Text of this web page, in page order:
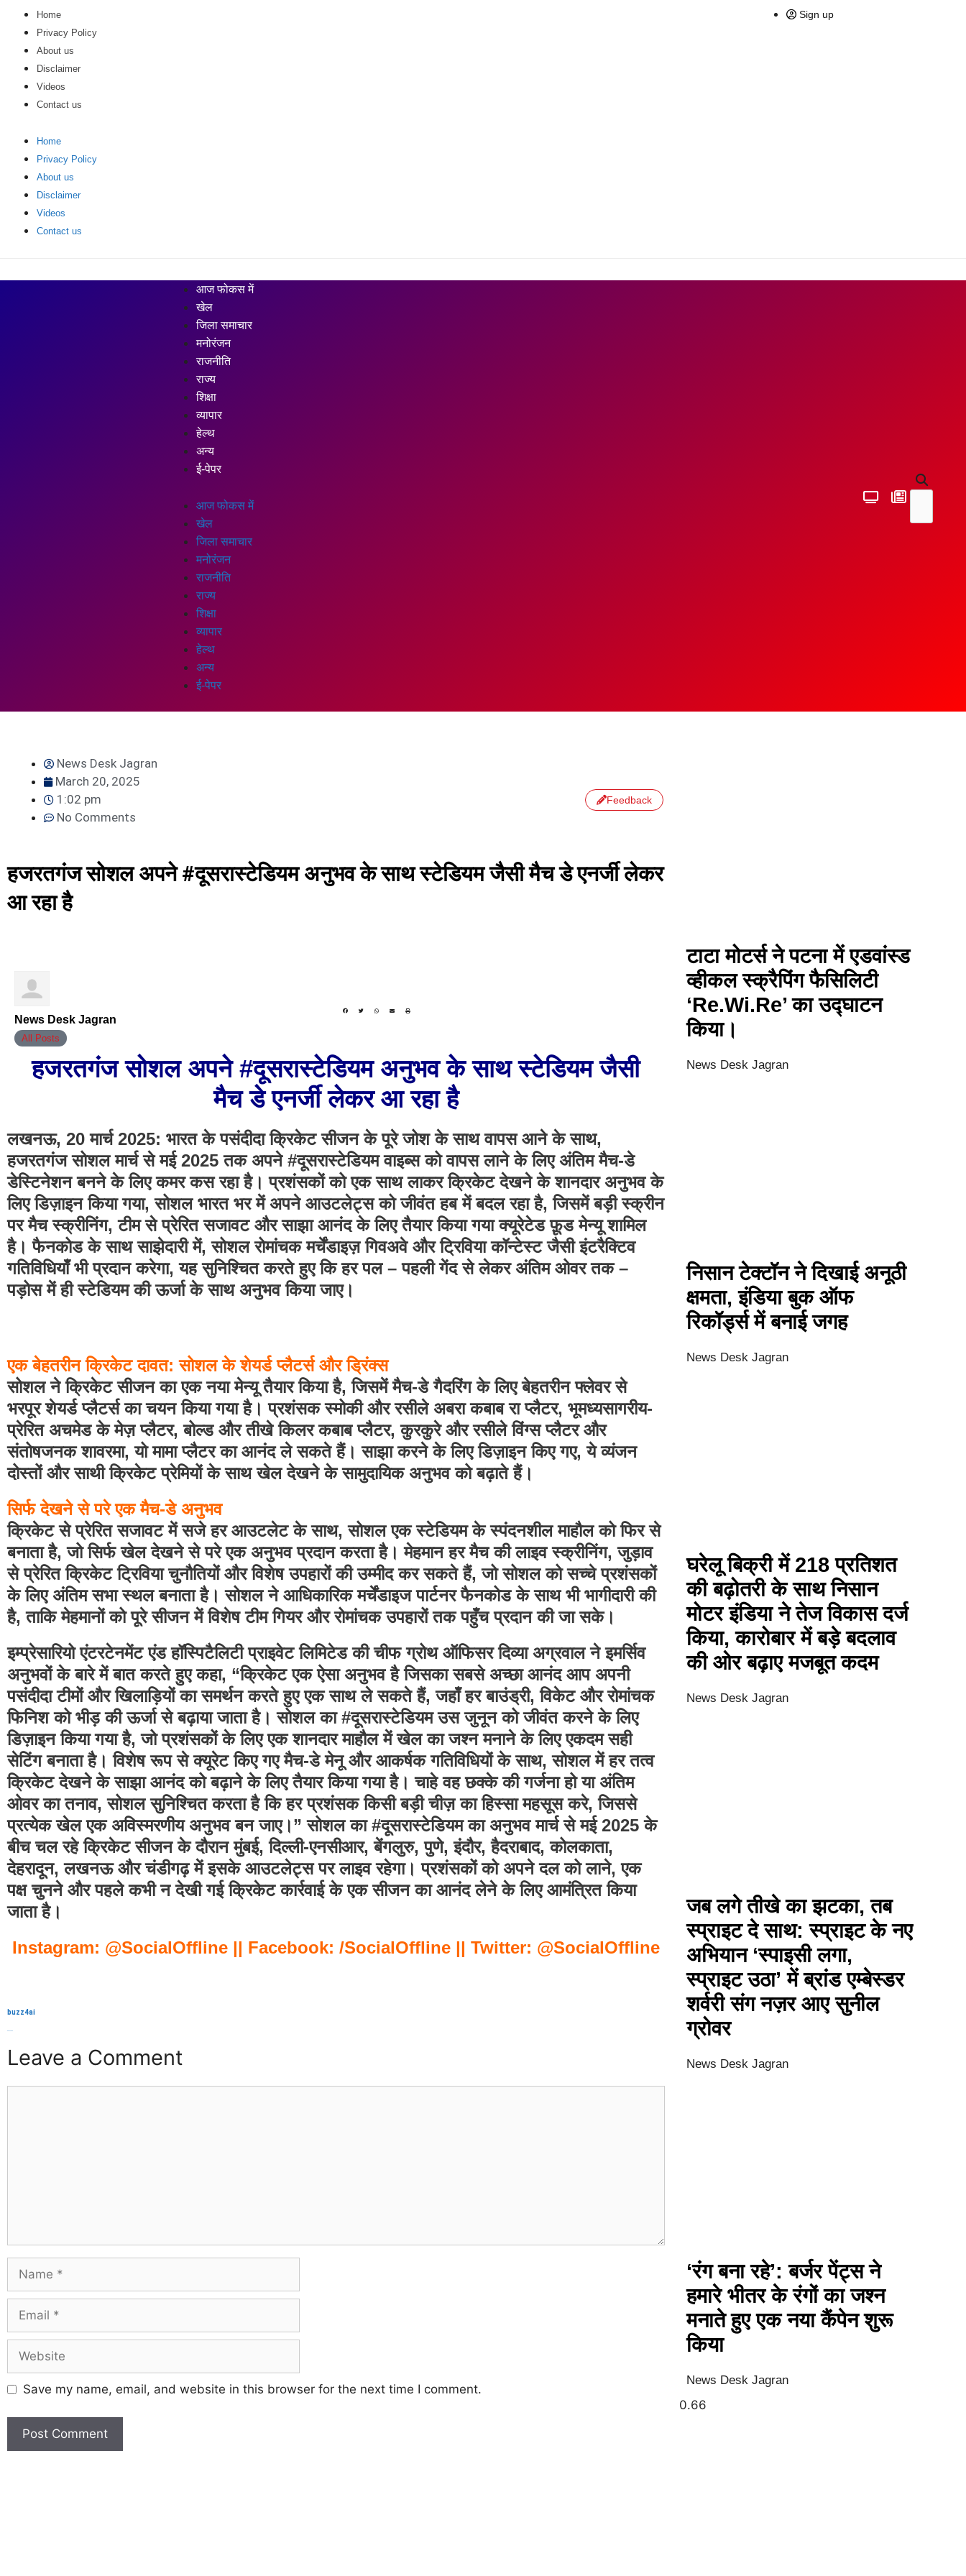
Home
Privacy Policy
About us
Disclaimer
Videos
Contact us
Home
Privacy Policy
About us
Disclaimer
Videos
Contact us
Sign up
आज फोकस में
खेल
जिला समाचार
मनोरंजन
राजनीति
राज्य
शिक्षा
व्यापार
हेल्थ
अन्य
ई-पेपर
आज फोकस में
खेल
जिला समाचार
मनोरंजन
राजनीति
राज्य
शिक्षा
व्यापार
हेल्थ
अन्य
ई-पेपर
News Desk Jagran
March 20, 2025
1:02 pm
No Comments
Feedback
हजरतगंज सोशल अपने #दूसरास्टेडियम अनुभव के साथ स्टेडियम जैसी मैच डे एनर्जी लेकर
आ रहा है
News Desk Jagran
All Posts
हजरतगंज सोशल अपने #दूसरास्टेडियम अनुभव के साथ स्टेडियम जैसी
मैच डे एनर्जी लेकर आ रहा है
लखनऊ, 20 मार्च 2025: भारत के पसंदीदा क्रिकेट सीजन के पूरे जोश के साथ वापस आने के साथ,
हजरतगंज सोशल मार्च से मई 2025 तक अपने #दूसरास्टेडियम वाइब्स को वापस लाने के लिए अंतिम मैच-डे
डेस्टिनेशन बनने के लिए कमर कस रहा है। प्रशंसकों को एक साथ लाकर क्रिकेट देखने के शानदार अनुभव के
लिए डिज़ाइन किया गया, सोशल भारत भर में अपने आउटलेट्स को जीवंत हब में बदल रहा है, जिसमें बड़ी स्क्रीन
पर मैच स्क्रीनिंग, टीम से प्रेरित सजावट और साझा आनंद के लिए तैयार किया गया क्यूरेटेड फ़ूड मेन्यू शामिल
है। फैनकोड के साथ साझेदारी में, सोशल रोमांचक मर्चेंडाइज़ गिवअवे और ट्रिविया कॉन्टेस्ट जैसी इंटरैक्टिव
गतिविधियाँ भी प्रदान करेगा, यह सुनिश्चित करते हुए कि हर पल – पहली गेंद से लेकर अंतिम ओवर तक –
पड़ोस में ही स्टेडियम की ऊर्जा के साथ अनुभव किया जाए।
एक बेहतरीन क्रिकेट दावत: सोशल के शेयर्ड प्लैटर्स और ड्रिंक्स
सोशल ने क्रिकेट सीजन का एक नया मेन्यू तैयार किया है, जिसमें मैच-डे गैदरिंग के लिए बेहतरीन फ्लेवर से
भरपूर शेयर्ड प्लैटर्स का चयन किया गया है। प्रशंसक स्मोकी और रसीले अबरा कबाब रा प्लैटर, भूमध्यसागरीय-
प्रेरित अचमेड के मेज़ प्लैटर, बोल्ड और तीखे किलर कबाब प्लैटर, कुरकुरे और रसीले विंग्स प्लैटर और
संतोषजनक शावरमा, यो मामा प्लैटर का आनंद ले सकते हैं। साझा करने के लिए डिज़ाइन किए गए, ये व्यंजन
दोस्तों और साथी क्रिकेट प्रेमियों के साथ खेल देखने के सामुदायिक अनुभव को बढ़ाते हैं।
सिर्फ देखने से परे एक मैच-डे अनुभव
क्रिकेट से प्रेरित सजावट में सजे हर आउटलेट के साथ, सोशल एक स्टेडियम के स्पंदनशील माहौल को फिर से
बनाता है, जो सिर्फ खेल देखने से परे एक अनुभव प्रदान करता है। मेहमान हर मैच की लाइव स्क्रीनिंग, जुड़ाव
से प्रेरित क्रिकेट ट्रिविया चुनौतियों और विशेष उपहारों की उम्मीद कर सकते हैं, जो सोशल को सच्चे प्रशंसकों
के लिए अंतिम सभा स्थल बनाता है। सोशल ने आधिकारिक मर्चेंडाइज पार्टनर फैनकोड के साथ भी भागीदारी की
है, ताकि मेहमानों को पूरे सीजन में विशेष टीम गियर और रोमांचक उपहारों तक पहुँच प्रदान की जा सके।
इम्प्रेसारियो एंटरटेनमेंट एंड हॉस्पिटैलिटी प्राइवेट लिमिटेड की चीफ ग्रोथ ऑफिसर दिव्या अग्रवाल ने इमर्सिव
अनुभवों के बारे में बात करते हुए कहा, “क्रिकेट एक ऐसा अनुभव है जिसका सबसे अच्छा आनंद आप अपनी
पसंदीदा टीमों और खिलाड़ियों का समर्थन करते हुए एक साथ ले सकते हैं, जहाँ हर बाउंड्री, विकेट और रोमांचक
फिनिश को भीड़ की ऊर्जा से बढ़ाया जाता है। सोशल का #दूसरास्टेडियम उस जुनून को जीवंत करने के लिए
डिज़ाइन किया गया है, जो प्रशंसकों के लिए एक शानदार माहौल में खेल का जश्न मनाने के लिए एकदम सही
सेटिंग बनाता है। विशेष रूप से क्यूरेट किए गए मैच-डे मेनू और आकर्षक गतिविधियों के साथ, सोशल में हर तत्व
क्रिकेट देखने के साझा आनंद को बढ़ाने के लिए तैयार किया गया है। चाहे वह छक्के की गर्जना हो या अंतिम
ओवर का तनाव, सोशल सुनिश्चित करता है कि हर प्रशंसक किसी बड़ी चीज़ का हिस्सा महसूस करे, जिससे
प्रत्येक खेल एक अविस्मरणीय अनुभव बन जाए।” सोशल का #दूसरास्टेडियम का अनुभव मार्च से मई 2025 के
बीच चल रहे क्रिकेट सीजन के दौरान मुंबई, दिल्ली-एनसीआर, बेंगलुरु, पुणे, इंदौर, हैदराबाद, कोलकाता,
देहरादून, लखनऊ और चंडीगढ़ में इसके आउटलेट्स पर लाइव रहेगा। प्रशंसकों को अपने दल को लाने, एक
पक्ष चुनने और पहले कभी न देखी गई क्रिकेट कार्रवाई के एक सीजन का आनंद लेने के लिए आमंत्रित किया
जाता है।
Instagram: @SocialOffline || Facebook: /SocialOffline || Twitter: @SocialOffline
buzz4ai
Leave a Comment
Save my name, email, and website in this browser for the next time I comment.
टाटा मोटर्स ने पटना में एडवांस्ड
व्हीकल स्क्रैपिंग फैसिलिटी
‘Re.Wi.Re’ का उद्घाटन
किया।
News Desk Jagran
निसान टेक्टॉन ने दिखाई अनूठी
क्षमता, इंडिया बुक ऑफ
रिकॉर्ड्स में बनाई जगह
News Desk Jagran
घरेलू बिक्री में 218 प्रतिशत
की बढ़ोतरी के साथ निसान
मोटर इंडिया ने तेज विकास दर्ज
किया, कारोबार में बड़े बदलाव
की ओर बढ़ाए मजबूत कदम
News Desk Jagran
जब लगे तीखे का झटका, तब
स्प्राइट दे साथ: स्प्राइट के नए
अभियान ‘स्पाइसी लगा,
स्प्राइट उठा’ में ब्रांड एम्बेस्डर
शर्वरी संग नज़र आए सुनील
ग्रोवर
News Desk Jagran
‘रंग बना रहे’: बर्जर पेंट्स ने
हमारे भीतर के रंगों का जश्न
मनाते हुए एक नया कैंपेन शुरू
किया
News Desk Jagran